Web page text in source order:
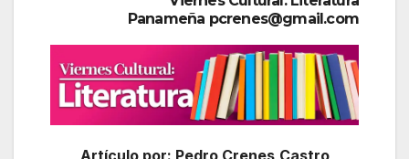
Panameña pcrenes@gmail.com
Artículo por: Pedro Crenes Castro